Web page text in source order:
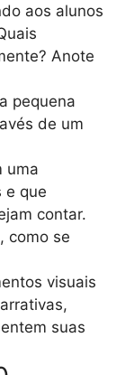
aos alunos
Anote
pequena
de um
uma
e que
contar.
como se
visuais
suas